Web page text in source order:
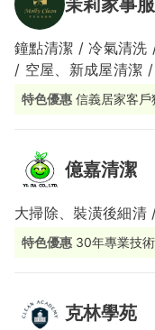
茉莉家事
鐘點清潔 / 冷氣清洗
/ 空屋、新成屋清潔
特色優惠 信義居家客戶
億嘉清潔
大掃除、裝潢後細
特色優惠 30年專業技
克林學苑